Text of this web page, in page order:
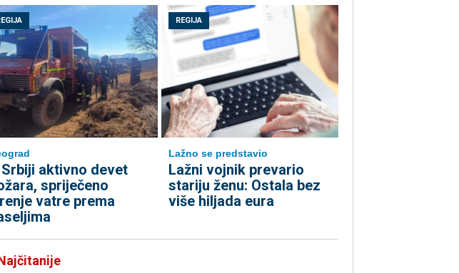
Srbiji aktivno devet
spriječeno
vatre prema
REGIJA
Lažno se predstavio
Lažni vojnik prevario
stariju ženu: Ostala bez
više hiljada eura